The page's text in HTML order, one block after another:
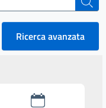
Ricerca avanzata